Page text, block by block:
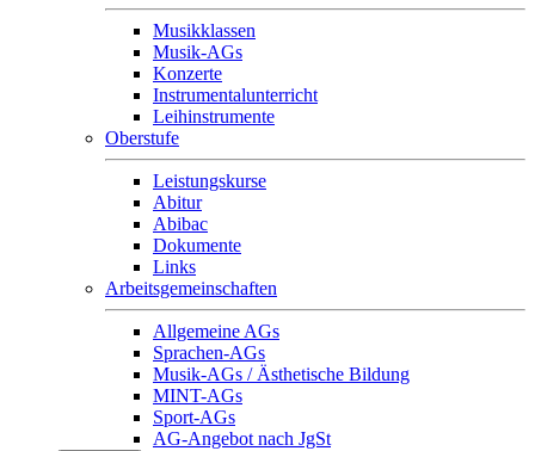
Musikklassen
Musik-AGs
Konzerte
Instrumentalunterricht
Leihinstrumente
Oberstufe
Leistungskurse
Abitur
Abibac
Dokumente
Links
Arbeitsgemeinschaften
Allgemeine AGs
Sprachen-AGs
Musik-AGs / Ästhetische Bildung
MINT-AGs
Sport-AGs
AG-Angebot nach JgSt